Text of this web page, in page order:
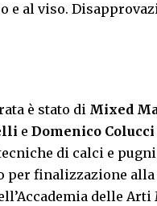
al viso.
è stato di Mixed
e Domenico Colucci
di calci e
per finalizzazione
delle